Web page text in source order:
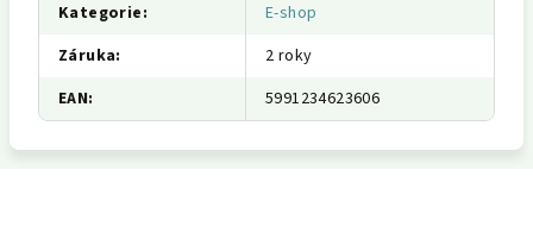
Kategorie:
E-shop
Záruka:
2 roky
EAN: 5991234623606